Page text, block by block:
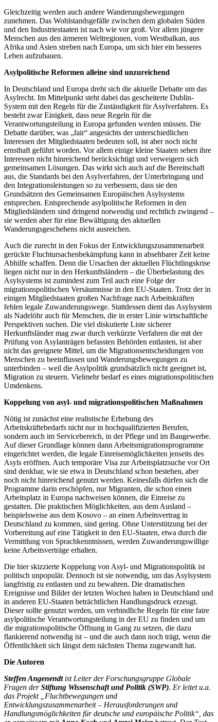
Gleichzeitig werden auch andere Wanderungsbewegungen
zunehmen. Das Wohlstandsgefälle zwischen dem globalen Süden
und den Industriestaaten ist nach wie vor groß. Vor allem jüngere
Menschen aus den ärmeren Weltregionen, vom Westbalkan, aus
Afrika und Asien streben nach Europa, um sich hier ein besseres
Leben aufzubauen.
Asylpolitische Reformen alleine sind unzureichend
In Deutschland und Europa dreht sich die aktuelle Debatte um das
Asylrecht. Im Mittelpunkt steht dabei das gescheiterte Dublin-
System mit den Regeln für die Zuständigkeit für Asylverfahren. Es
besteht zwar Einigkeit, dass neue Regeln für die
Verantwortungsteilung in Europa gefunden werden müssen. Die
Debatte darüber, was „fair“ angesichts der unterschiedlichen
Interessen der Mitgliedstaaten bedeuten soll, ist aber noch nicht
ernsthaft geführt worden. Vor allem einige kleine Staaten sehen ihre
Interessen nicht hinreichend berücksichtigt und verweigern sich
gemeinsamen Lösungen. Das wirkt sich auch auf die Bereitschaft
aus, die Standards bei den Asylverfahren, der Unterbringung und
den Integrationsleistungen so zu verbessern, dass sie den
Grundsätzen des Gemeinsamen Europäischen Asylsystems
entsprechen. Entsprechende asylpolitische Reformen in den
Mitgliedsländern sind dringend notwendig und rechtlich zwingend –
sie werden aber für eine Bewältigung des aktuellen
Wanderungsgeschehens nicht ausreichen.
Auch die zurecht in den Fokus der Entwicklungszusammenarbeit
gerückte Fluchtursachenbekämpfung kann in absehbarer Zeit keine
Abhilfe schaffen. Denn die Ursachen der aktuellen Flüchtlingskrise
liegen nicht nur in den Herkunftsländern – die Überbelastung des
Asylsystems ist zumindest zum Teil auch eine Folge der
migrationspolitischen Versäumnisse in den EU-Staaten. Trotz der in
einigen Mitgliedstaaten großen Nachfrage nach Arbeitskräften
fehlen legale Zuwanderungswege. Stattdessen dient das Asylsystem
als Nadelöhr auch für Menschen, die in erster Linie wirtschaftliche
Perspektiven suchen. Die viel diskutierte Liste sicherer
Herkunftsländer mag zwar durch verkürzte Verfahren die mit der
Prüfung von Asylanträgen befassten Behörden entlasten, ist aber
nicht das geeignete Mittel, um die Migrationsentscheidungen von
Menschen zu beeinflussen und Wanderungsbewegungen zu
unterbinden – weil die Asylpolitik grundsätzlich nicht geeignet ist,
Migration zu steuern. Vielmehr bedarf es eines migrationspolitischen
Umdenkens.
Koppelung von asyl- und migrationspolitischen Maßnahmen
Nötig ist zunächst eine realistische Erhebung des
Arbeitskräftebedarfs nicht nur in hochqualifizierten Berufen,
sondern auch im Servicebereich, in der Pflege und im Baugewerbe.
Auf dieser Grundlage können dann Arbeitsmigrationsprogramme
eingerichtet werden, die legale Einreisemöglichkeiten jenseits des
Asyls eröffnen. Auch temporäre Visa zur Arbeitsplatzsuche vor Ort
sind denkbar, wie sie etwa in Deutschland schon bestehen, aber
noch nicht hinreichend genutzt werden. Keinesfalls dürfen sich die
Programme darin erschöpfen, nur Migranten, die schon einen
Arbeitsplatz in Europa nachweisen können, die Einreise zu
gestatten. Die praktischen Möglichkeiten, aus dem Ausland –
beispielsweise aus dem Kosovo – an einen Arbeitsvertrag in
Deutschland zu kommen, sind gering. Ohne Unterstützung bei der
Vorbereitung auf eine Tätigkeit in den EU-Staaten, etwa durch die
Vermittlung von Sprachkenntnissen, werden Zuwanderungswillige
keine Arbeitsverträge erhalten.
Die hier skizzierte Koppelung von Asyl- und Migrationspolitik ist
politisch unpopulär. Dennoch ist sie notwendig, um das Asylsystem
langfristig zu entlasten und zu bewahren. Die dramatischen
Ereignisse und Bilder der letzten Wochen haben in Deutschland und
in anderen EU-Staaten beträchtlichen Handlungsdruck erzeugt.
Dieser sollte genutzt werden, um verbindliche Regeln für eine faire
asylpolitische Verantwortungsteilung in der EU zu finden und um
die migrationspolitische Öffnung in Gang zu setzen, die dazu
flankierend notwendig ist – und die auch dann noch trägt, wenn die
Öffentlichkeit sich längst dem nächsten Thema zugewandt hat.
Die Autoren
Steffen Angenendtist Leiter der Forschungsgruppe Globale
Fragen derStiftung Wissenschaft und Politik (SWP). Er leitet u.a.
das Projekt „Fluchtbewegungen und
Entwicklungszusammenarbeit – Herausforderungen und
Handlungsmöglichkeiten für deutsche und europäische Politik“, das